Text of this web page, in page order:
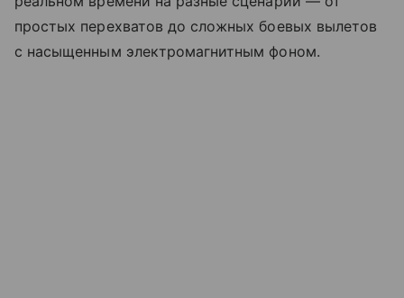
простых перехватов до сложных боевых вылетов
с насыщенным электромагнитным фоном.